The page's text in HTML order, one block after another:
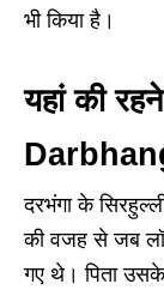
भी किया है।
यहां की
दरभंगा के
की वजह से जब
गए थे। पिता